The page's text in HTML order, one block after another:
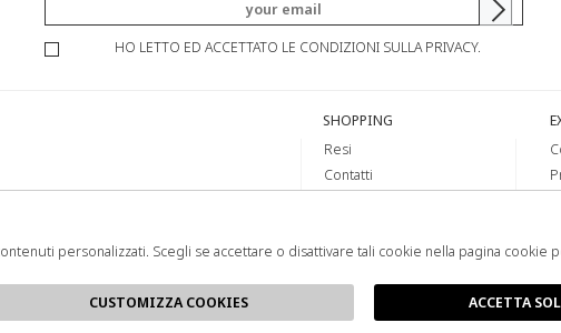
HO LETTO ED ACCETTATO LE CONDIZIONI SULLA PRIVACY.
SHOPPING
Resi
Contatti
personalizzati. Scegli se accettare o disattivare tali cookie nella pagina cookie
CUSTOMIZZA COOKIES ACCETTA